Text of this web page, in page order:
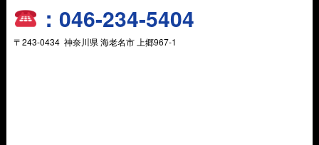
：046-234-5404
〒243-0434 神奈川県 海老名市 上郷967-1